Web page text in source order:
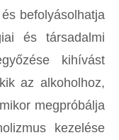
befolyásolhatja
és társadalmi
kihívást
az alkoholhoz,
megpróbálja
kezelése